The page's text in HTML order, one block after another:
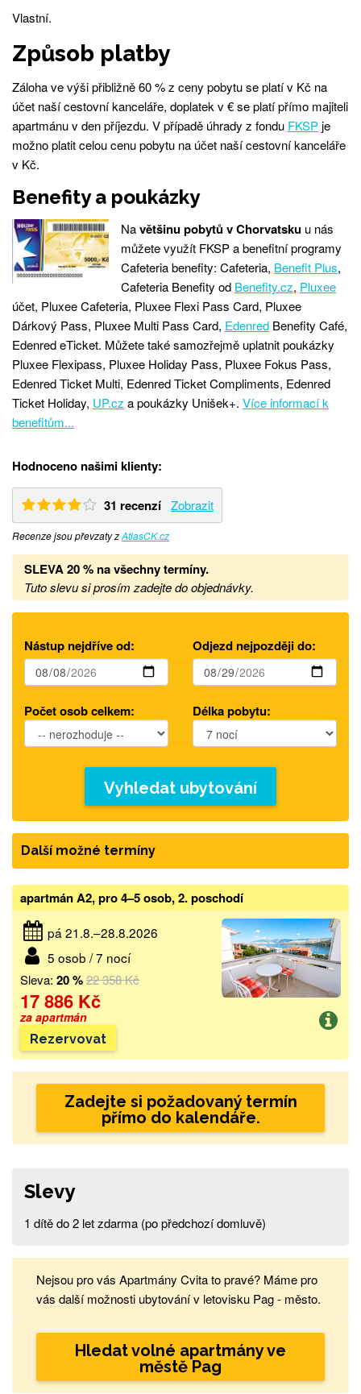
Vlastní.
Způsob platby
Záloha ve výši přibližně 60 % z ceny pobytu se platí v Kč na
účet naší cestovní kanceláře, doplatek v € se platí přímo majiteli
apartmánu v den příjezdu. V případě úhrady z fondu FKSPje
možno platit celou cenu pobytu na účet naší cestovní kanceláře
v Kč.
Benefity a poukázky
Navětšinu pobytů v Chorvatsku u nás
můžete využít FKSP a benefitní programy
Cafeteria benefity: Cafeteria, Benefit Plus,
Cafeteria Benefity od Benefity.cz, Pluxee
účet, Pluxee Cafeteria, Pluxee Flexi Pass Card, Pluxee
Dárkový Pass, Pluxee Multi Pass Card, Edenred Benefity Café,
Edenred eTicket. Můžete také samozřejmě uplatnit poukázky
Pluxee Flexipass, Pluxee Holiday Pass, Pluxee Fokus Pass,
Edenred Ticket Multi, Edenred Ticket Compliments, Edenred
Ticket Holiday, UP.cz a poukázky Unišek+. Více informací k
benefitům...
Hodnoceno našimi klienty:
31 recenzí Zobrazit
Recenze jsou převzaty zAtlasCK.cz
SLEVA 20 % na všechny termíny.
Tuto slevu si prosím zadejte do objednávky.
Nástup nejdříve od: Odjezd nejpozději do:
Počet osob celkem: Délka pobytu:
Vyhledat ubytování
Další možné termíny
apartmán A2, pro 4–5 osob, 2. poschodí
pá 21.8.–28.8.2026
5 osob / 7 nocí
Sleva: 20 %22 358 Kč
17 886 Kč
za apartmán
Rezervovat
Zadejte si požadovaný termín
přímo do kalendáře.
Slevy
1 dítě do 2 let zdarma (po předchozí domluvě)
Nejsou pro vás Apartmány Cvita to pravé? Máme pro
vás další možnosti ubytování v letovisku Pag - město.
Hledat volné apartmány ve
městě Pag